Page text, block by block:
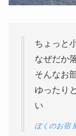
ちょっと
なぜだか
そんなお
ゆったり
い
ぼくのお宿